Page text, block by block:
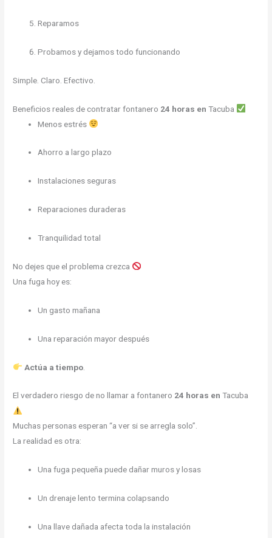
Reparamos
Probamos y dejamos todo funcionando
Simple. Claro. Efectivo.
Beneficios reales de contratar fontanero 24 horas en Tacuba
Menos estrés
Ahorro a largo plazo
Instalaciones seguras
Reparaciones duraderas
Tranquilidad total
No dejes que el problema crezca
Una fuga hoy es:
Un gasto mañana
Una reparación mayor después
Actúa a tiempo.
El verdadero riesgo de no llamar a fontanero 24 horas en Tacuba
Muchas personas esperan “a ver si se arregla solo”.
La realidad es otra:
Una fuga pequeña puede dañar muros y losas
Un drenaje lento termina colapsando
Una llave dañada afecta toda la instalación